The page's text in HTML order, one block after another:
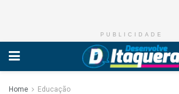
PUBLICIDADE
Home Educação